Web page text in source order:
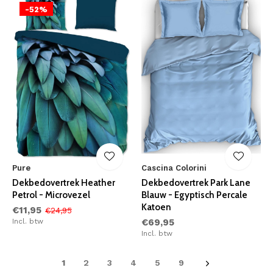
-52%
Pure
Dekbedovertrek Heather
Petrol - Microvezel
€11,95 €24,95
Incl. btw
Cascina Colorini
Dekbedovertrek Park Lane
Blauw - Egyptisch Percale
Katoen
€69,95
Incl. btw
1 2 3 4 5 9